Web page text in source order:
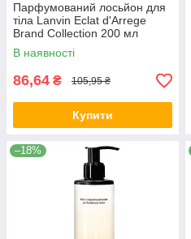
Парфумований лосьйон для
тіла Lanvin Eclat d'Arrege
Brand Collection 200 мл
В наявності
86,64 ₴ 105,95 ₴
Купити
–18%